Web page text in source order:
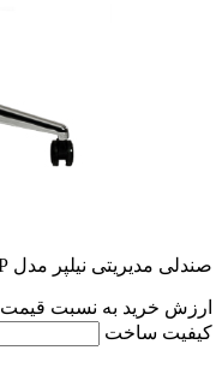
صندلی مدیریتی نیلپر مدل OCT 750SP
ارزش خرید به نسبت قیمت
کیفیت ساخت